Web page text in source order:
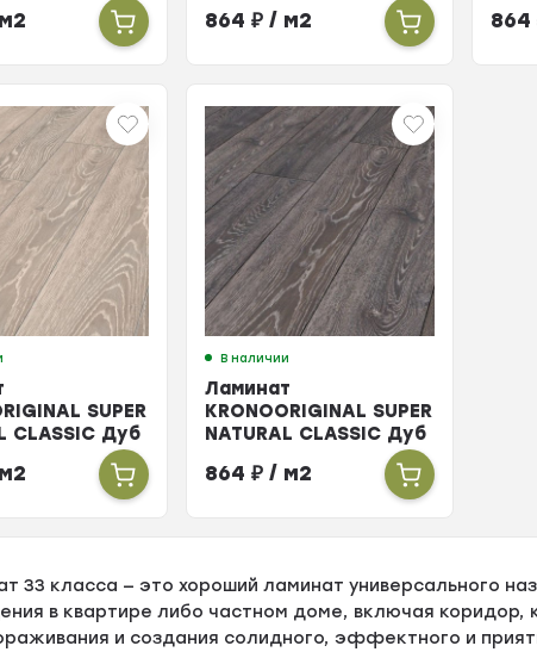
864₽ / м2 864
SUPER
CLASSIC Дуб
В наличии
Ламинат
KRONOORIGINAL SUPER
NATURAL CLASSIC Дуб
864₽ / м2
33 класса — это хороший ламинат универсального
в квартире либо частном доме, включая коридор,
и создания солидного, эффектного и